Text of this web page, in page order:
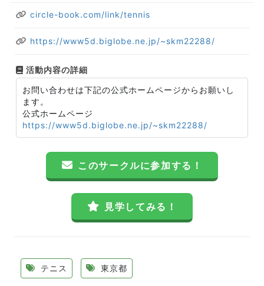
circle-book.com/link/tennis
https://www5d.biglobe.ne.jp/~skm22288/
活動内容の詳細
お問い合わせは下記の公式ホームページからお願いし
ます。
公式ホームページ
https://www5d.biglobe.ne.jp/~skm22288/
このサークルに参加する！
見学してみる！
テニス 東京都